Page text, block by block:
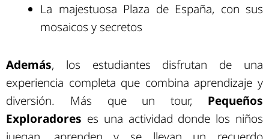
La majestuosa Plaza de España, con sus
mosaicos y secretos
Además, los estudiantes disfrutan de una
experiencia completa que combina aprendizaje y
diversión. Más que un tour, Pequeños
Exploradores es una actividad donde los niños